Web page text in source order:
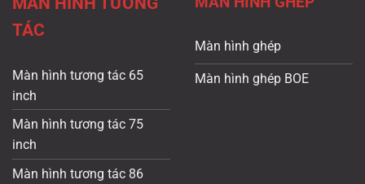
TÁC
Màn hình tương tác 65
inch
Màn hình tương tác 75
inch
Màn hình tương tác 86
Màn hình ghép
Màn hình ghép BOE